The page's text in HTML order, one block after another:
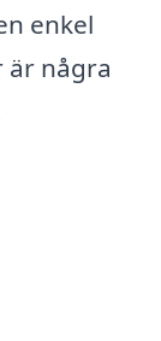
enkel
är några